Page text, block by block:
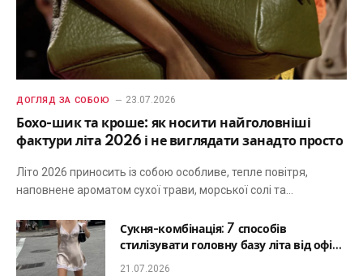
ДОГЛЯД ЗА СОБОЮ 23.07.2026
Бохо-шик та кроше: як носити найголовніші
фактури літа 2026 і не виглядати занадто просто
Літо 2026 приносить із собою особливе, тепле повітря,
наповнене ароматом сухої трави, морської солі та…
Сукня-комбінація: 7 способів
стилізувати головну базу літа від офісу
до романтичної вечері
21.07.2026